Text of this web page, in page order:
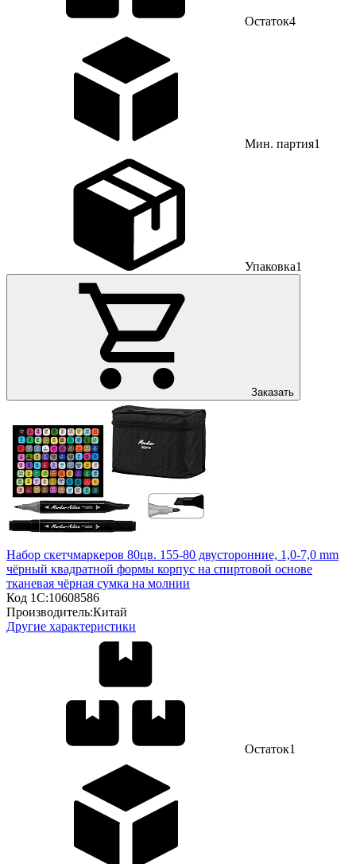
Остаток4
Мин. партия1
Упаковка1
Заказать
Набор скетчмаркеров 80цв. 155-80 двусторонние, 1,0-7,0 mm
чёрный квадратной формы корпус на спиртовой основе
тканевая чёрная сумка на молнии
Код 1С:10608586
Производитель:Китай
Другие характеристики
Остаток1